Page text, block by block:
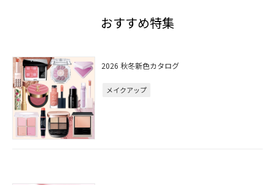
おすすめ特集
2026 秋冬新色カタログ
メイクアップ